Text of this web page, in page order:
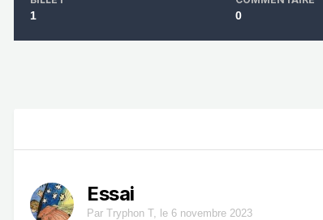
1 0
Essai
Par Tryphon T, le 6 novembre 2023